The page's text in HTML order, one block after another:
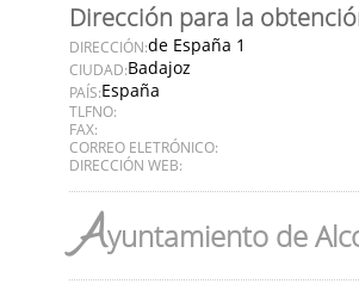
Dirección para la
DIRECCIÓN:de España 1
CIUDAD:Badajoz
PAÍS:España
TLFNO:
FAX:
CORREO ELETRÓNICO:
DIRECCIÓN WEB:
Ayuntamiento de